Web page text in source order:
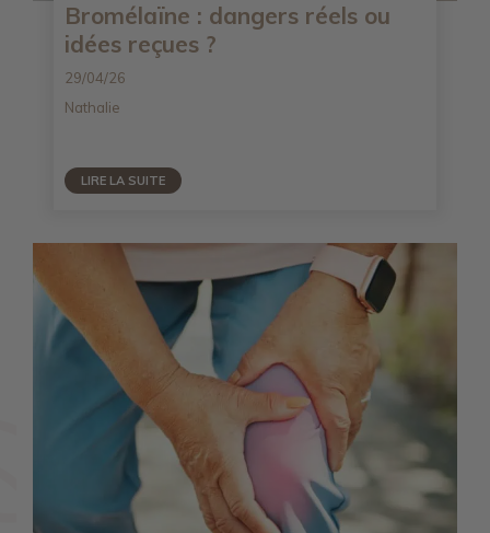
Bromélaïne : dangers réels ou
idées reçues ?
29/04/26
Nathalie
LIRE LA SUITE